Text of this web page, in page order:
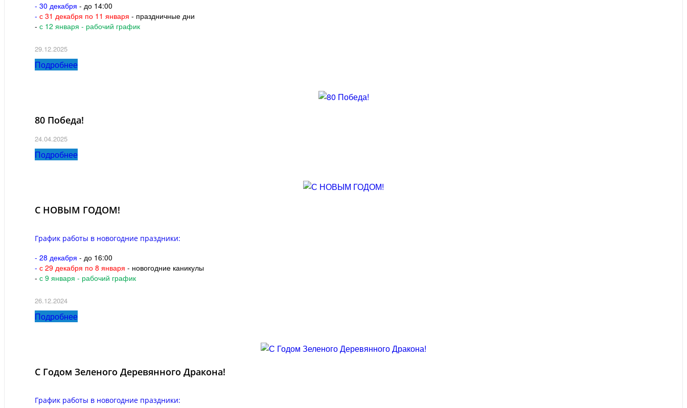
- 30 декабря - до 14:00
- с 31 декабря по 11 января - праздничные дни
- с 12 января - рабочий график
29.12.2025
Подробнее
80 Победа!
24.04.2025
Подробнее
С НОВЫМ ГОДОМ!
График работы в новогодние праздники:
- 28 декабря - до 16:00
- с 29 декабря по 8 января - новогодние каникулы
- с 9 января - рабочий график
26.12.2024
Подробнее
С Годом Зеленого Деревянного Дракона!
График работы в новогодние праздники: